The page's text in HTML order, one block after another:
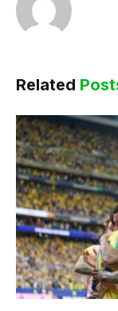
Related